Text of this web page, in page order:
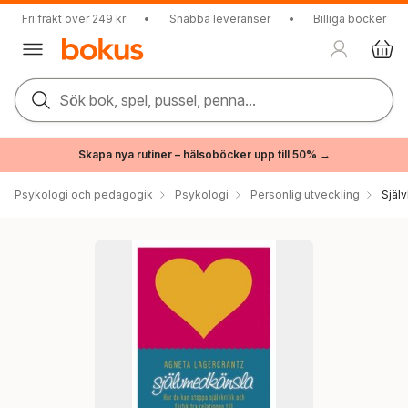
Fri frakt över 249 kr • Snabba leveranser • Billiga böcker
Sök bok, spel, pussel, penna...
Skapa nya rutiner – hälsoböcker upp till 50% →
Psykologi och pedagogik Psykologi Personlig utveckling